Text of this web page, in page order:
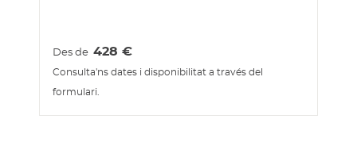
Des de 428€
Consulta'ns dates i disponibilitat a través del
formulari.